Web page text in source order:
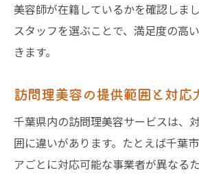
美容師が在籍しているかを確認しま
スタッフを選ぶことで、満足度の高
きます。
訪問理美容の提供範囲と対応
千葉県内の訪問理美容サービスは、
囲に違いがあります。たとえば千葉
アごとに対応可能な事業者が異なる